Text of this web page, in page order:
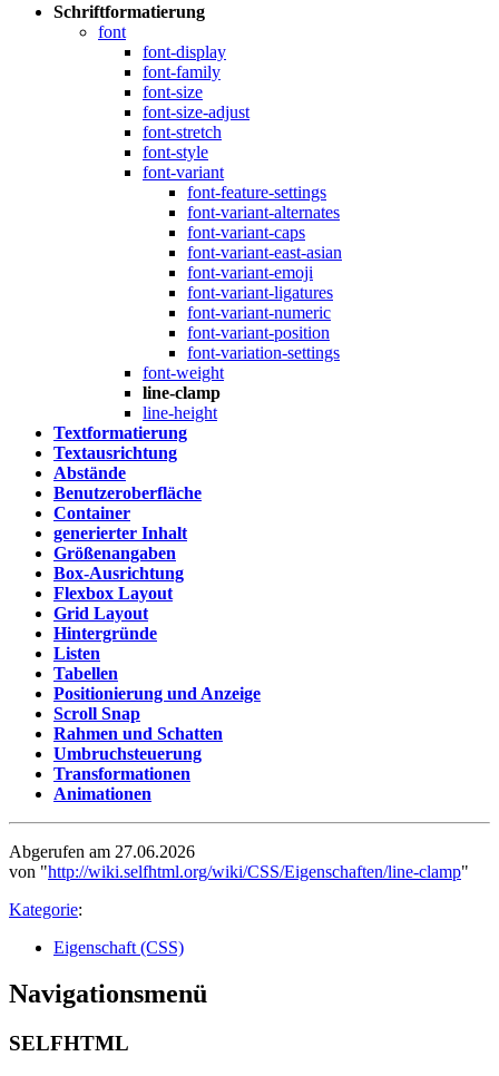
Schriftformatierung
font
font-display
font-family
font-size
font-size-adjust
font-stretch
font-style
font-variant
font-feature-settings
font-variant-alternates
font-variant-caps
font-variant-east-asian
font-variant-emoji
font-variant-ligatures
font-variant-numeric
font-variant-position
font-variation-settings
font-weight
line-clamp
line-height
Textformatierung
Textausrichtung
Abstände
Benutzeroberfläche
Container
generierter Inhalt
Größenangaben
Box-Ausrichtung
Flexbox Layout
Grid Layout
Hintergründe
Listen
Tabellen
Positionierung und Anzeige
Scroll Snap
Rahmen und Schatten
Umbruchsteuerung
Transformationen
Animationen
Abgerufen am 27.06.2026
von "http://wiki.selfhtml.org/wiki/CSS/Eigenschaften/line-clamp"
Kategorie:
Eigenschaft (CSS)
Navigationsmenü
SELFHTML